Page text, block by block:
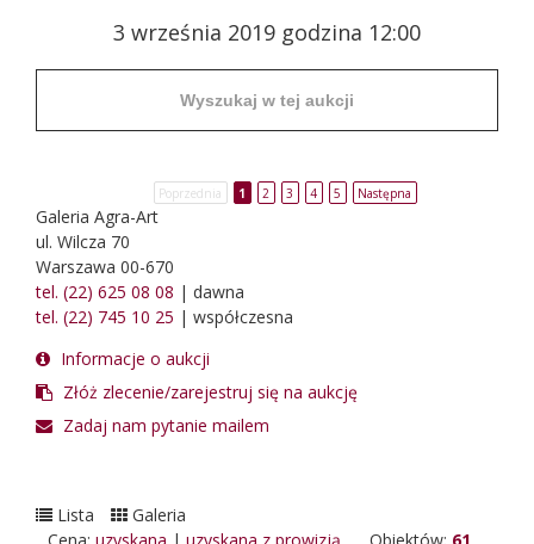
3 września 2019 godzina 12:00
Poprzednia 1 2 3 4 5 Następna
Galeria Agra-Art
ul. Wilcza 70
Warszawa 00-670
tel. (22) 625 08 08 | dawna
tel. (22) 745 10 25 | współczesna
Informacje o aukcji
Złóż zlecenie/zarejestruj się na aukcję
Zadaj nam pytanie mailem
Lista
Galeria